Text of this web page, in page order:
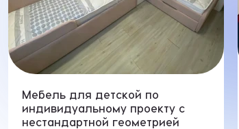
Мебель для детской по
индивидуальному проекту с
нестандартной геометрией